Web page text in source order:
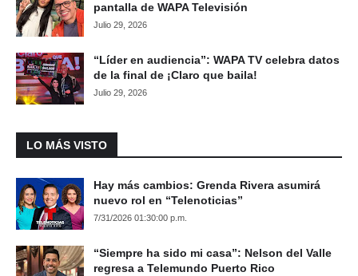
pantalla de WAPA Televisión
Julio 29, 2026
“Líder en audiencia”: WAPA TV celebra datos
de la final de ¡Claro que baila!
Julio 29, 2026
LO MÁS VISTO
Hay más cambios: Grenda Rivera asumirá
nuevo rol en “Telenoticias”
7/31/2026 01:30:00 p.m.
“Siempre ha sido mi casa”: Nelson del Valle
regresa a Telemundo Puerto Rico